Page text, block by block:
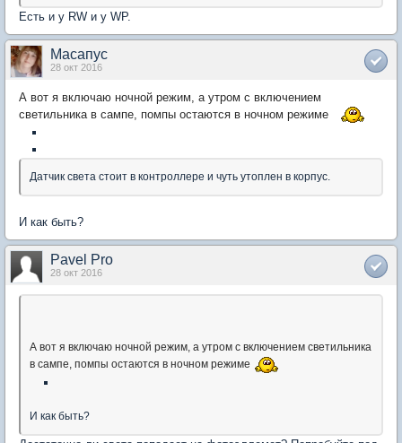
Есть и у RW и у WP.
Масапус
28 окт 2016
А вот я включаю ночной режим, а утром с включением
светильника в сампе, помпы остаются в ночном режиме
Датчик света стоит в контроллере и чуть утоплен в корпус.
И как быть?
Pavel Pro
28 окт 2016
А вот я включаю ночной режим, а утром с включением светильника
в сампе, помпы остаются в ночном режиме
И как быть?